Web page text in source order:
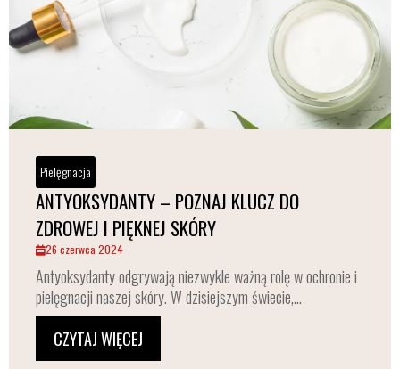
Pielęgnacja
ANTYOKSYDANTY – POZNAJ KLUCZ DO
ZDROWEJ I PIĘKNEJ SKÓRY
26 czerwca 2024
Antyoksydanty odgrywają niezwykle ważną rolę w ochronie i
pielęgnacji naszej skóry. W dzisiejszym świecie,...
CZYTAJ WIĘCEJ